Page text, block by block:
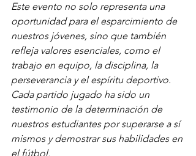
Este evento no solo representa una
oportunidad para el esparcimiento de
nuestros jóvenes, sino que también
refleja valores esenciales, como el
trabajo en equipo, la disciplina, la
perseverancia y el espíritu deportivo.
Cada partido jugado ha sido un
testimonio de la determinación de
nuestros estudiantes por superarse a sí
mismos y demostrar sus habilidades en
el fútbol.